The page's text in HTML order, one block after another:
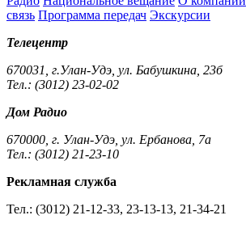
связь Программа передач Экскурсии
Телецентр
670031, г.Улан-Удэ, ул. Бабушкина, 23б
Тел.: (3012) 23-02-02
Дом Радио
670000, г. Улан-Удэ, ул. Ербанова, 7а
Тел.: (3012) 21-23-10
Рекламная служба
Тел.: (3012) 21-12-33, 23-13-13, 21-34-21